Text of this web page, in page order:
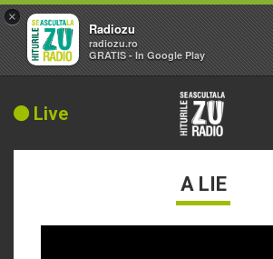
Live
A LIE
×
Radiozu
radiozu.ro
GRATIS - In Google Play